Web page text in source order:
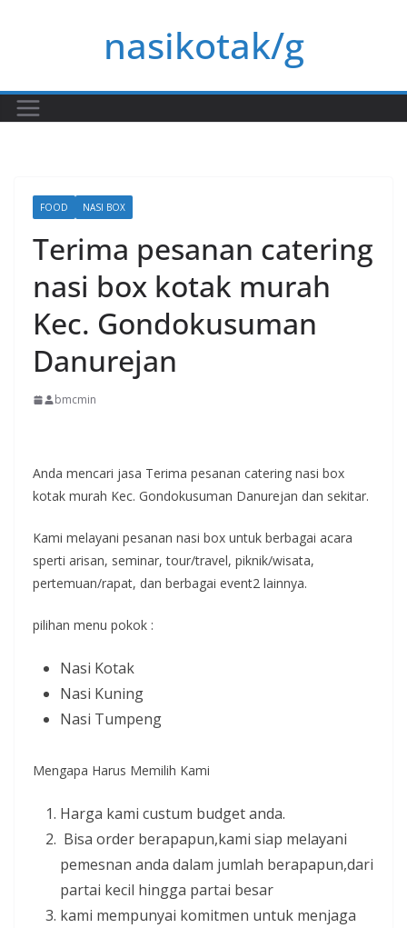
nasikotak/g
FOOD NASI BOX
Terima pesanan catering
nasi box kotak murah
Kec. Gondokusuman
Danurejan
bmcmin
Anda mencari jasa Terima pesanan catering nasi box
kotak murah Kec. Gondokusuman Danurejan dan sekitar.
Kami melayani pesanan nasi box untuk berbagai acara
sperti arisan, seminar, tour/travel, piknik/wisata,
pertemuan/rapat, dan berbagai event2 lainnya.
pilihan menu pokok :
Nasi Kotak
Nasi Kuning
Nasi Tumpeng
Mengapa Harus Memilih Kami
Harga kami custum budget anda.
Bisa order berapapun,kami siap melayani
pemesnan anda dalam jumlah berapapun,dari
partai kecil hingga partai besar
kami mempunyai komitmen untuk menjaga